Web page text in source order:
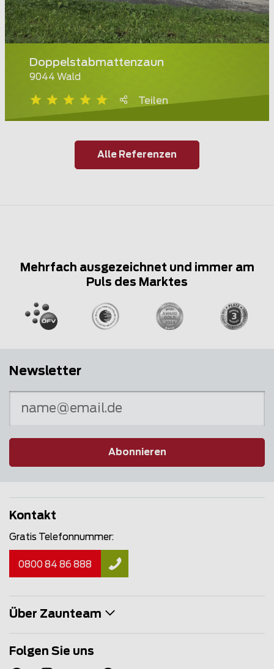
Doppelstabmattenzaun
9044 Wald
Teilen
Alle Referenzen
Mehrfach ausgezeichnet und immer am
Puls des Marktes
Newsletter
Abonnieren
Kontakt
Gratis Telefonnummer:
0800 84 86 888
Über Zaunteam
Folgen Sie uns